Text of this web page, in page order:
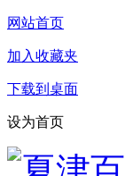
网站首页
加入收藏夹
下载到桌面
设为首页